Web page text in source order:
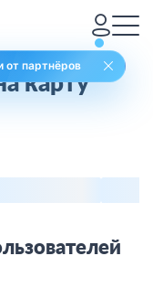
от партнёров
карту